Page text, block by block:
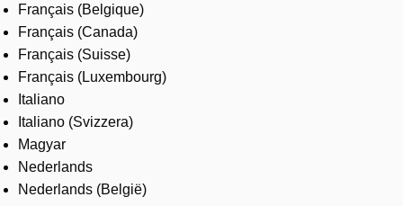
Français (Belgique)
Français (Canada)
Français (Suisse)
Français (Luxembourg)
Italiano
Italiano (Svizzera)
Magyar
Nederlands
Nederlands (België)